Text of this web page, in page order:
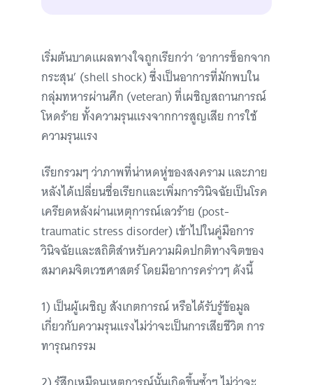
เริ่มต้นบาดแผลทางใจถูกเรียกว่า ‘อาการช็อกจาก
กระสุน’ (shell shock) ซึ่งเป็นอาการที่มักพบใน
กลุ่มทหารผ่านศึก (veteran) ที่เผชิญสถานการณ์
โหดร้าย ทั้งความรุนแรงจากการสูญเสีย การใช้
ความรุนแรง
เรียกรวมๆ ว่าภาพที่น่าหดหู่ของสงคราม และภาย
หลังได้เปลี่ยนชื่อเรียกและเพิ่มการวินิจฉัยเป็นโรค
เครียดหลังผ่านเหตุการณ์เลวร้าย (post-
traumatic stress disorder) เข้าไปในคู่มือการ
วินิจฉัยและสถิติสำหรับความผิดปกติทางจิตของ
สมาคมจิตเวชศาสตร์ โดยมีอาการคร่าวๆ ดังนี้
1) เป็นผู้เผชิญ สังเกตการณ์ หรือได้รับรู้ข้อมูล
เกี่ยวกับความรุนแรงไม่ว่าจะเป็นการเสียชีวิต การ
ทารุณกรรม